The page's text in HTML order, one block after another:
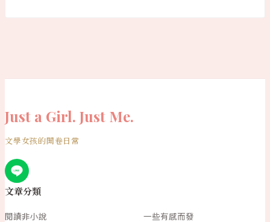
Just a Girl. Just Me.
文學女孩的開卷日常
文章分類
閱讀非小說 一些有感而發